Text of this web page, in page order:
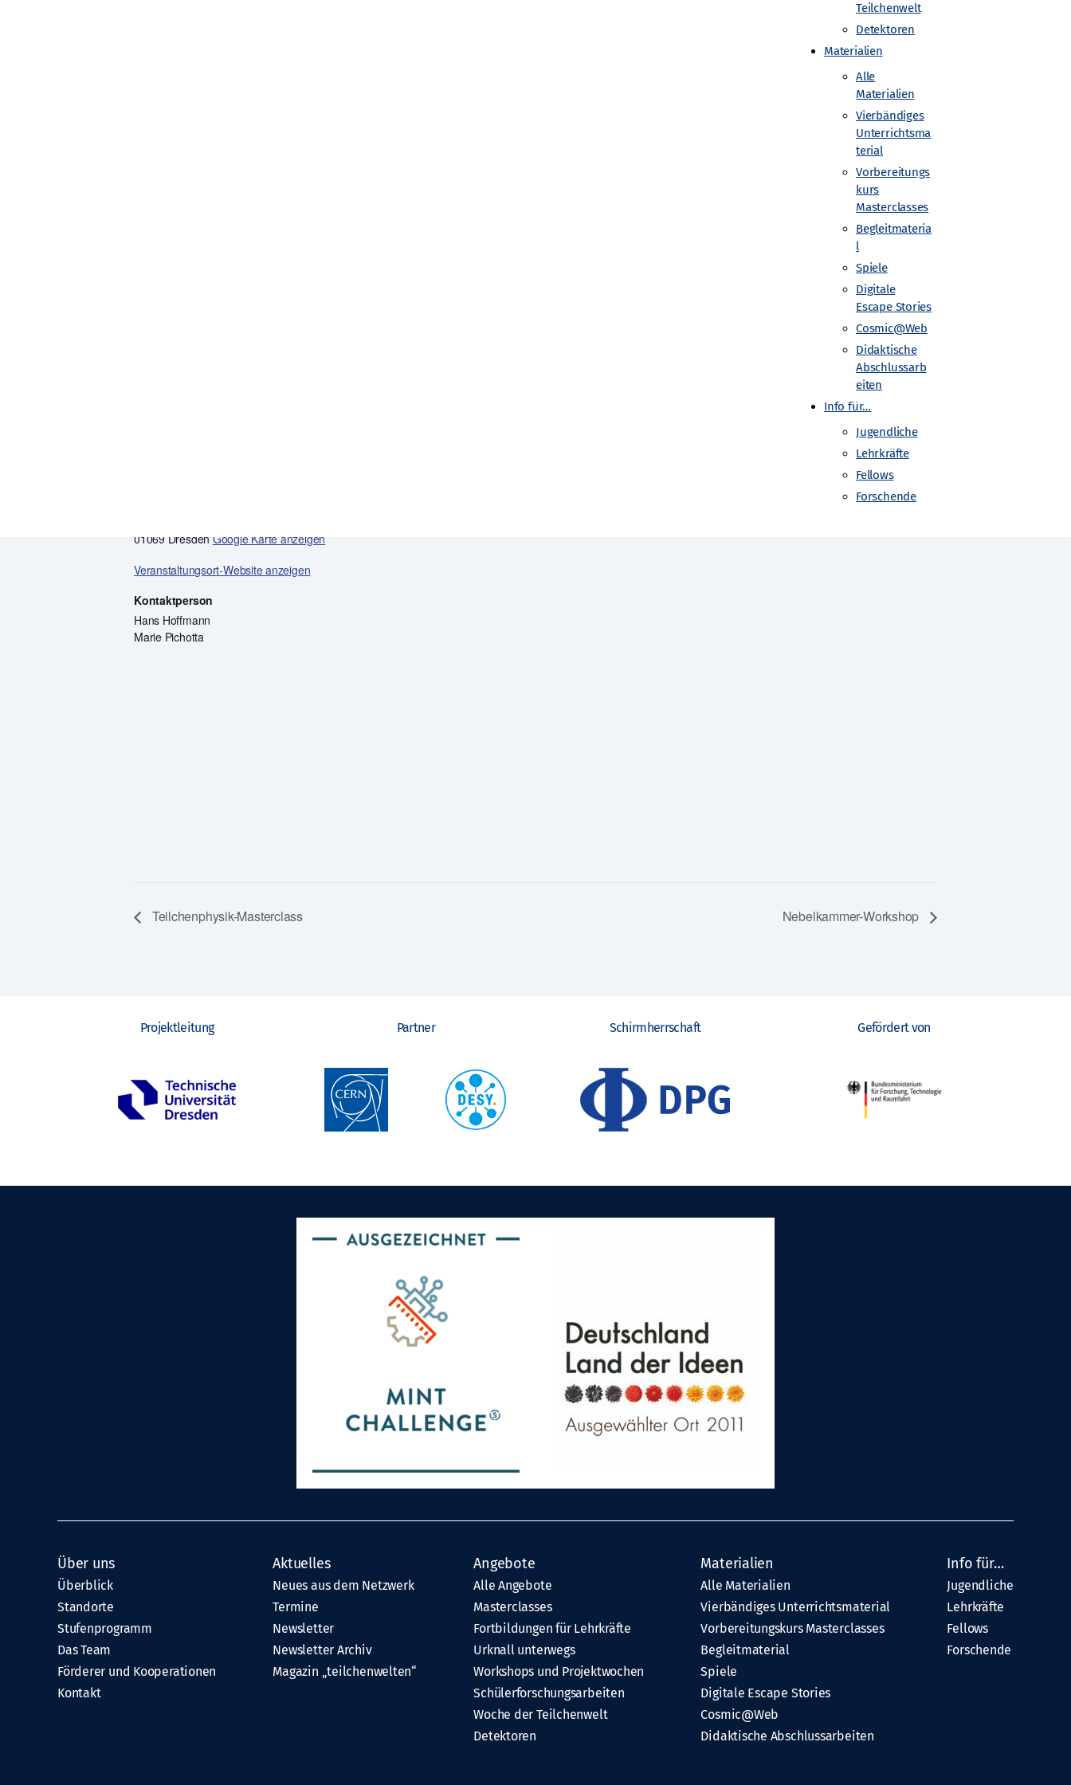
Teilchenwelt
Detektoren
Materialien
Alle
Materialien
Vierbändiges
Unterrichtsma
terial
Vorbereitungs
kurs
Masterclasses
Begleitmateria
l
Spiele
Digitale
Escape Stories
Cosmic@Web
Didaktische
Abschlussarb
eiten
Info für…
Jugendliche
Lehrkräfte
Fellows
Forschende
01069 Dresden Google Karte anzeigen
Veranstaltungsort-Website anzeigen
Kontaktperson
Hans Hoffmann
Marie Pichotta
Teilchenphysik-Masterclass Nebelkammer-Workshop
Projektleitung Partner Schirmherrschaft Gefördert von
Über uns
Überblick
Standorte
Stufenprogramm
Das Team
Förderer und Kooperationen
Kontakt
Aktuelles
Neues aus dem Netzwerk
Termine
Newsletter
Newsletter Archiv
Magazin „teilchenwelten“
Angebote
Alle Angebote
Masterclasses
Fortbildungen für Lehrkräfte
Urknall unterwegs
Workshops und Projektwochen
Schülerforschungsarbeiten
Woche der Teilchenwelt
Detektoren
Materialien
Alle Materialien
Vierbändiges Unterrichtsmaterial
Vorbereitungskurs Masterclasses
Begleitmaterial
Spiele
Digitale Escape Stories
Cosmic@Web
Didaktische Abschlussarbeiten
Info für…
Jugendliche
Lehrkräfte
Fellows
Forschende